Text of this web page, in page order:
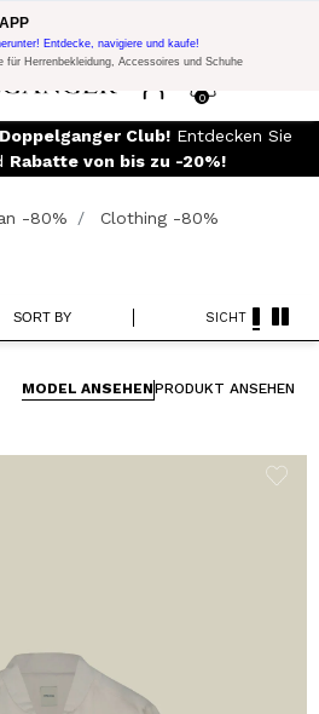
Rabatt auf 300€ Einkauf mit Code:
0
Entdecke, navigiere und kaufe!
für Herrenbekleidung, Accessoires und Schuhe
Doppelganger Club!Entdecken Sie
Rabatte von bis zu -20%!
-80%
Clothing -80%
SORT BY SICHT
MODEL ANSEHENPRODUKT ANSEHEN